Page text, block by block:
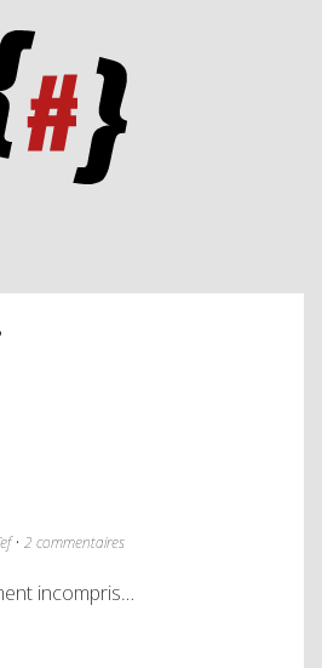
• 2 commentaires
incompris…